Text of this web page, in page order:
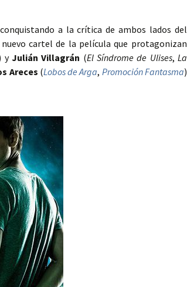
a la crítica de ambos lados del
cartel de la película que protagonizan
yJulián Villagrán (El Síndrome de Ulises, La
Areces (Lobos de Arga, Promoción Fantasma)